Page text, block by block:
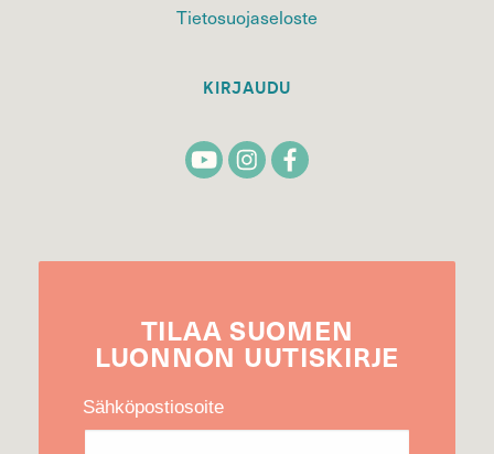
Tietosuojaseloste
KIRJAUDU
TILAA SUOMEN
LUONNON UUTIS­KIRJE
Sähköpostiosoite